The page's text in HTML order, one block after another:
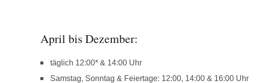
April bis Dezember:
täglich 12:00* & 14:00 Uhr
Samstag, Sonntag & Feiertage: 12:00, 14:00 & 16:00 Uhr